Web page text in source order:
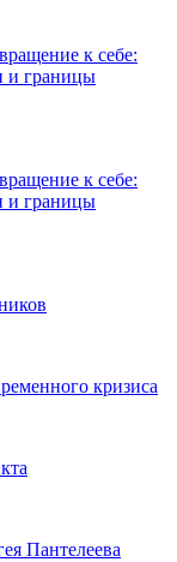
к себе:
и границы
к себе:
и границы
кризиса
Пантелеева